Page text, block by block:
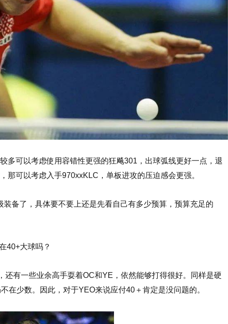
多可以考虑使用容错性更强的狂飚301，出球弧线更好一点，退
那可以考虑入手970xxKLC，单板进攻的压迫感会更强。
装备了，具体要不要上还是先看自己有多少预算，预算充足的
40+大球吗？
有一些业余高手耍着OC和YE，依然能够打得很好。同样是硬
在少数。因此，对于YEO来说应付40＋肯定是没问题的。